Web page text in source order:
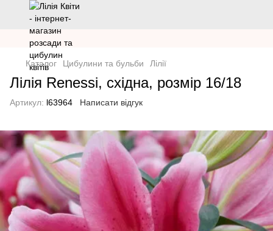
Каталог Цибулини та бульби Лілії
Лілія Renessi, східна, розмір 16/18
Артикул: l63964 Написати відгук